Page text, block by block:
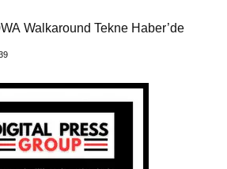
Walkaround Tekne Haber’de